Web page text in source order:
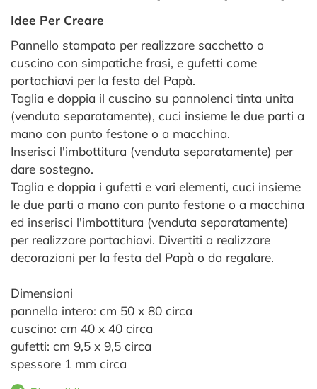
Idee Per Creare
Pannello stampato per realizzare sacchetto o
cuscino con simpatiche frasi, e gufetti come
portachiavi per la festa del Papà.
Taglia e doppia il cuscino su pannolenci tinta unita
(venduto separatamente), cuci insieme le due parti a
mano con punto festone o a macchina.
Inserisci l'imbottitura (venduta separatamente) per
dare sostegno.
Taglia e doppia i gufetti e vari elementi, cuci insieme
le due parti a mano con punto festone o a macchina
ed inserisci l'imbottitura (venduta separatamente)
per realizzare portachiavi. Divertiti a realizzare
decorazioni per la festa del Papà o da regalare.
Dimensioni
pannello intero: cm 50 x 80 circa
cuscino: cm 40 x 40 circa
gufetti: cm 9,5 x 9,5 circa
spessore 1 mm circa